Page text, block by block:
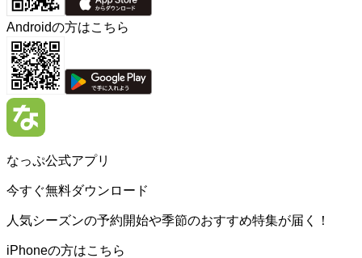
Androidの方はこちら
なっぷ公式アプリ
今すぐ無料ダウンロード
人気シーズンの予約開始や季節のおすすめ特集が届く！
iPhoneの方はこちら